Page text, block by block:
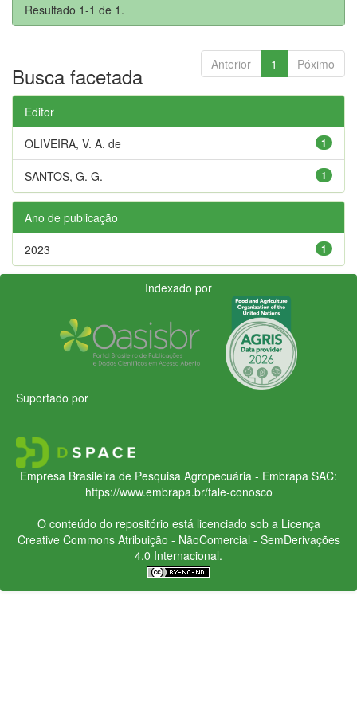
Resultado 1-1 de 1.
Anterior 1 Póximo
Busca facetada
Editor
1
OLIVEIRA, V. A. de
1
SANTOS, G. G.
Ano de publicação
1
2023
Indexado por
Suportado por
Empresa Brasileira de Pesquisa Agropecuária - Embrapa SAC:
https://www.embrapa.br/fale-conosco
O conteúdo do repositório está licenciado sob a Licença
Creative CommonsAtribuição - NãoComercial - SemDerivações
4.0 Internacional.